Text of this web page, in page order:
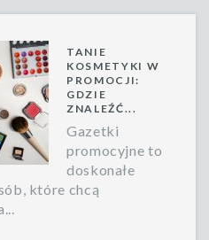
TANIE
KOSMETYKI W
PROMOCJI:
GDZIE
ZNALEŹĆ...
Gazetki
promocyjne to
doskonałe
które chcą